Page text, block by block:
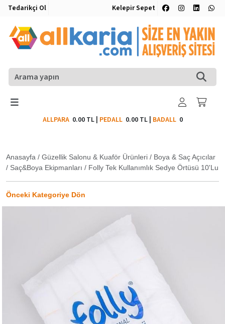
Tedarikçi Ol Kelepir Sepet
ALLPARA 0.00 TL| PEDALL 0.00 TL| BADALL0
Anasayfa / Güzellik Salonu & Kuaför Ürünleri / Boya & Saç Açıcılar
/ Saç&Boya Ekipmanları / Folly Tek Kullanımlık Sedye Örtüsü 10'Lu
Önceki Kategoriye Dön